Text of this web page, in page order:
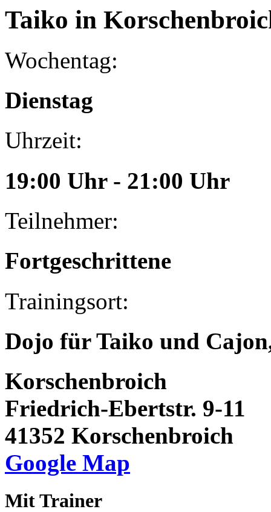
Taiko in
Wochentag:
Dienstag
Uhrzeit:
19:00 Uhr - 21:00 Uhr
Teilnehmer:
Fortgeschrittene
Trainingsort:
Dojo für Taiko und
Korschenbroich
Friedrich-Ebertstr. 9-11
41352 Korschenbroich
Google Map
Mit Trainer